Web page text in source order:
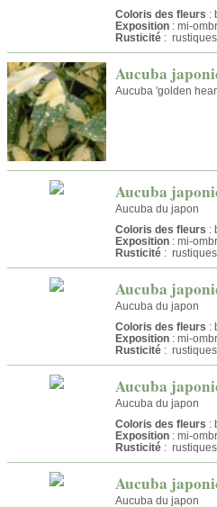
Coloris des fleurs :
Exposition : mi-
Rusticité : rustiques
Aucuba
Aucuba 'golden
Aucuba
Aucuba du japon
Coloris des fleurs :
Exposition : mi-
Rusticité : rustiques
Aucuba
Aucuba du japon
Coloris des fleurs :
Exposition : mi-
Rusticité : rustiques
Aucuba
Aucuba du japon
Coloris des fleurs :
Exposition : mi-
Rusticité : rustiques
Aucuba
Aucuba du japon